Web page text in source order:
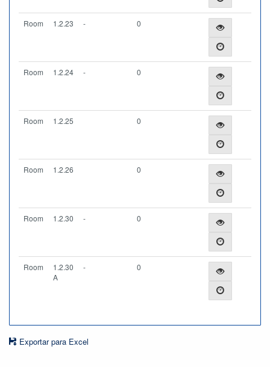
Room 1.2.23 - 0
Room 1.2.24 - 0
Room 1.2.25 0
Room 1.2.26 0
Room 1.2.30 - 0
Room
1.2.30
A
- 0
Exportar para Excel